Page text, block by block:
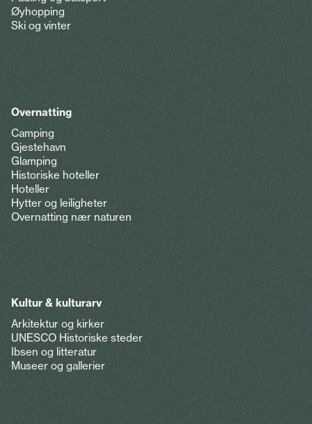
Øyhopping
Ski og vinter
Overnatting
Camping
Gjestehavn
Glamping
Historiske hoteller
Hoteller
Hytter og leiligheter
Overnatting nær naturen
Kultur & kulturarv
Arkitektur og kirker
UNESCO Historiske steder
Ibsen og litteratur
Museer og gallerier